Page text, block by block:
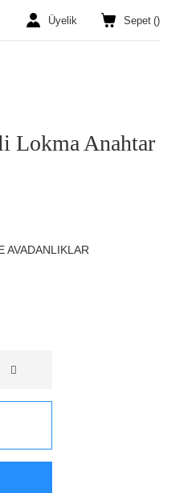
Üyelik Sepet ()
Lokma Anahtar
AVADANLIKLAR